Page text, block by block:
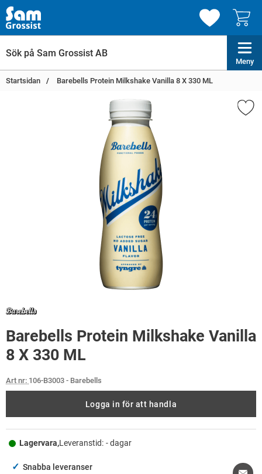
Meny
Startsidan Barebells Protein Milkshake Vanilla 8 X 330 ML
Barebells Protein Milkshake Vanilla
8 X 330 ML
Art nr: 106-B3003 - Barebells
Logga in för att handla
Lagervara,Leveranstid: - dagar
✓ Snabba leveranser